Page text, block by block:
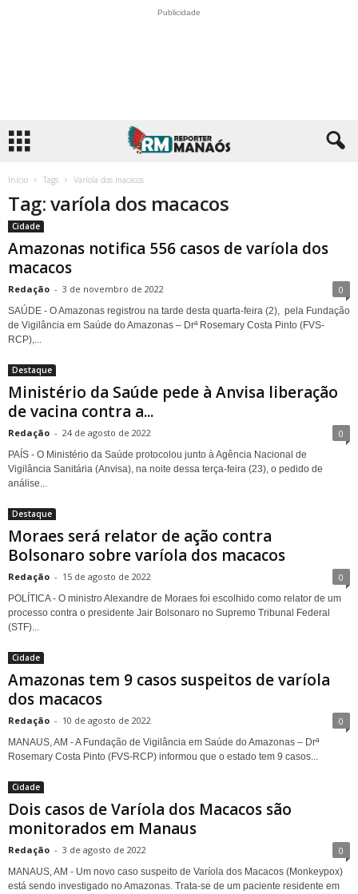
Publicidade
Início Tags Varíola dos macacos
Tag: varíola dos macacos
Cidade
Amazonas notifica 556 casos de varíola dos
macacos
Redação - 3 de novembro de 2022 0
SAÚDE - O Amazonas registrou na tarde desta quarta-feira (2), pela Fundação
de Vigilância em Saúde do Amazonas – Drª Rosemary Costa Pinto (FVS-
RCP),...
Destaque
Ministério da Saúde pede à Anvisa liberação
de vacina contra a...
Redação - 24 de agosto de 2022 0
PAÍS - O Ministério da Saúde protocolou junto à Agência Nacional de
Vigilância Sanitária (Anvisa), na noite dessa terça-feira (23), o pedido de
análise...
Destaque
Moraes será relator de ação contra
Bolsonaro sobre varíola dos macacos
Redação - 15 de agosto de 2022 0
POLÍTICA - O ministro Alexandre de Moraes foi escolhido como relator de um
processo contra o presidente Jair Bolsonaro no Supremo Tribunal Federal
(STF)...
Cidade
Amazonas tem 9 casos suspeitos de varíola
dos macacos
Redação - 10 de agosto de 2022 0
MANAUS, AM - A Fundação de Vigilância em Saúde do Amazonas – Drª
Rosemary Costa Pinto (FVS-RCP) informou que o estado tem 9 casos...
Cidade
Dois casos de Varíola dos Macacos são
monitorados em Manaus
Redação - 3 de agosto de 2022 0
MANAUS, AM - Um novo caso suspeito de Varíola dos Macacos (Monkeypox)
está sendo investigado no Amazonas. Trata-se de um paciente residente em